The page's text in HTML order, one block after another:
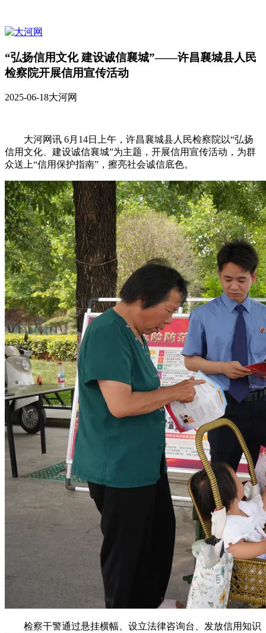
“弘扬信用文化 建设诚信襄城”——许昌襄城县人民
检察院开展信用宣传活动
2025-06-18大河网
大河网讯 6月14日上午，许昌襄城县人民检察院以“弘扬
信用文化、建设诚信襄城”为主题，开展信用宣传活动，为群
众送上“信用保护指南”，擦亮社会诚信底色。
检察干警通过悬挂横幅、设立法律咨询台、发放信用知识